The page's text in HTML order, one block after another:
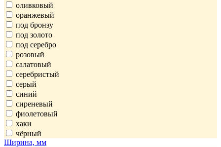
оливковый
оранжевый
под бронзу
под золото
под серебро
розовый
салатовый
серебристый
серый
синий
сиреневый
фиолетовый
хаки
чёрный
Ширина, мм